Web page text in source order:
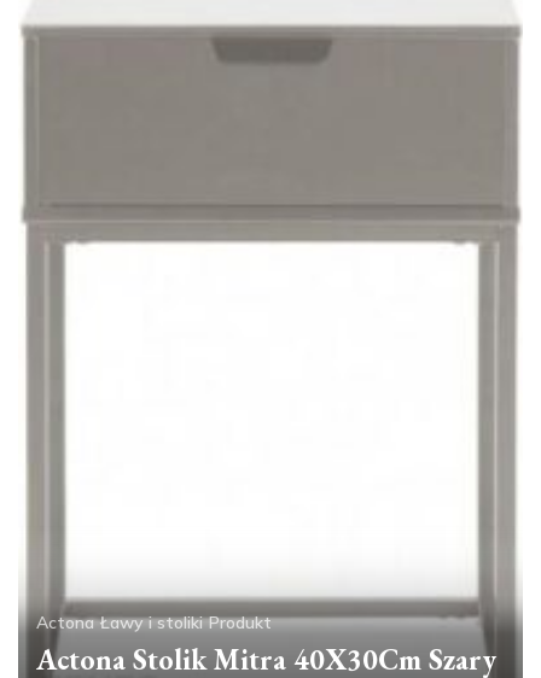
Actona Ławy i stoliki Produkt
Actona Stolik Mitra 40X30Cm Szary